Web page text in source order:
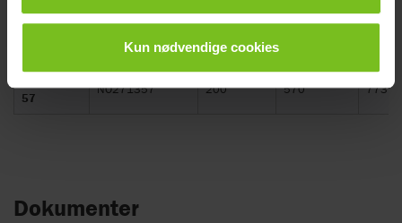
Kun nødvendige cookies
NO271354 200
57
NO271357 200 570 773
Dokumenter